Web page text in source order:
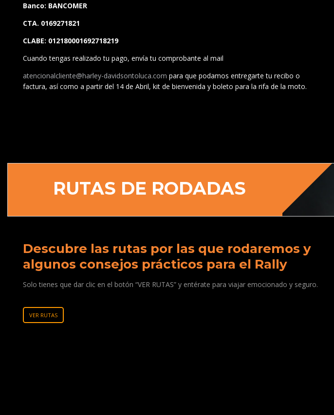
Banco: BANCOMER
CTA. 0169271821
CLABE: 012180001692718219
Cuando tengas realizado tu pago, envía tu comprobante al mail
atencionalcliente@harley-davidsontoluca.com para que podamos entregarte tu recibo o
factura, así como a partir del 14 de Abril, kit de bienvenida y boleto para la rifa de la moto.
RUTAS DE RODADAS
Descubre las rutas por las que rodaremos y
algunos consejos prácticos para el Rally
Solo tienes que dar clic en el botón “VER RUTAS” y entérate para viajar emocionado y seguro.
VER RUTAS